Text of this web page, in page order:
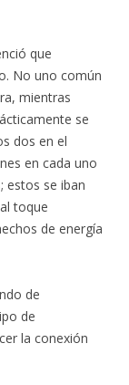
que
No uno común
mientras
se
dos en el
en cada uno
estos se iban
toque
de energía
de
de
la conexión